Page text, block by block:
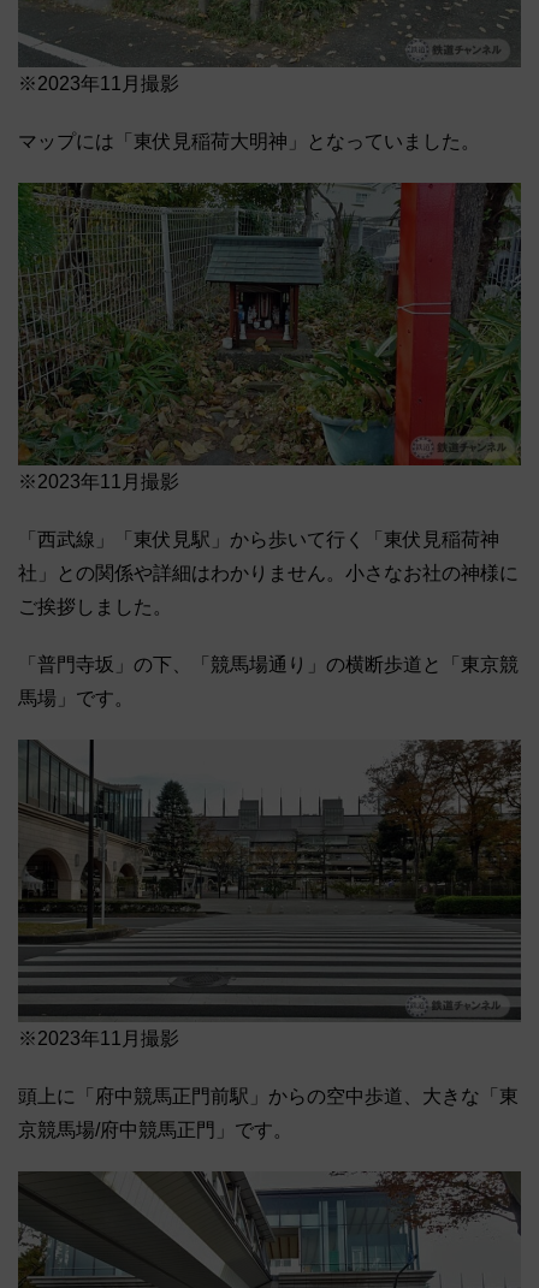
※2023年11月撮影
マップには「東伏見稲荷大明神」となっていました。
※2023年11月撮影
「西武線」「東伏見駅」から歩いて行く「東伏見稲荷神
社」との関係や詳細はわかりません。小さなお社の神様に
ご挨拶しました。
「普門寺坂」の下、「競馬場通り」の横断歩道と「東京競
馬場」です。
※2023年11月撮影
頭上に「府中競馬正門前駅」からの空中歩道、大きな「東
京競馬場/府中競馬正門」です。